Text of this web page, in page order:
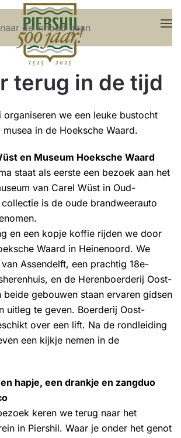
de inhoud gaan
terug in de tijd
organiseren we een leuke bustocht
musea in de Hoeksche Waard.
en Museum Hoeksche Waard
staat als eerste een bezoek aan het
van Carel Wüst in Oud-
is de oude brandweerauto
en een kopje koffie rijden we door
Waard in Heinenoord. We
Assendelft, een prachtig 18e-
en de Herenboerderij Oost-
beide gebouwen staan ervaren gidsen
uitleg te geven. Boerderij Oost-
over een lift. Na de rondleiding
een kijkje nemen in de
hapje, een drankje en zangduo
keren we terug naar het
in Piershil. Waar je onder het genot